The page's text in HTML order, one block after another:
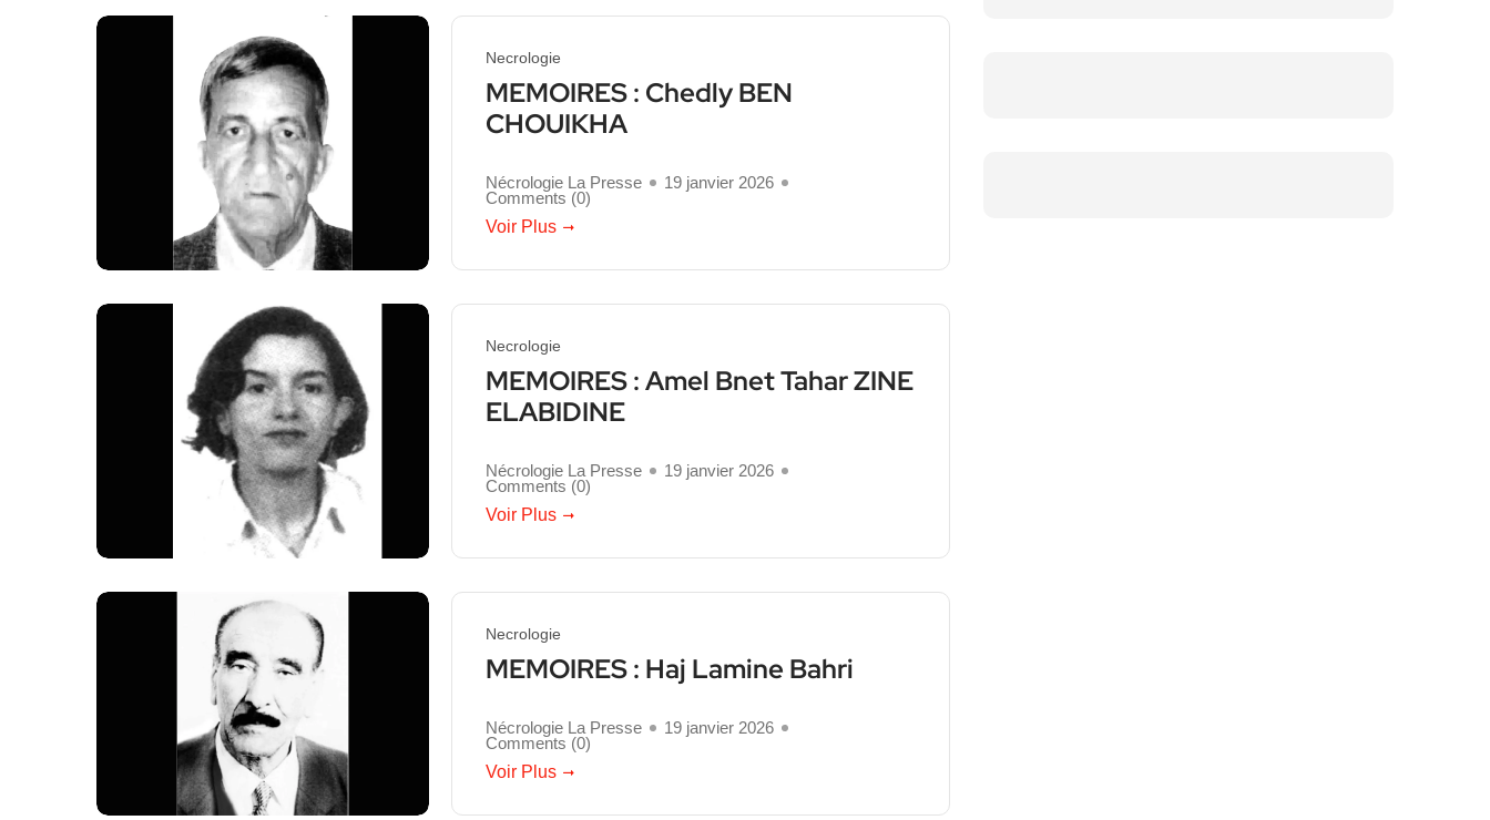
Necrologie
MEMOIRES : Chedly BEN
CHOUIKHA
Nécrologie La Presse
19 janvier 2026
Comments (0)
Voir Plus
Necrologie
MEMOIRES : Amel Bnet Tahar ZINE
ELABIDINE
Nécrologie La Presse
19 janvier 2026
Comments (0)
Voir Plus
Necrologie
MEMOIRES : Haj Lamine Bahri
Nécrologie La Presse
19 janvier 2026
Comments (0)
Voir Plus